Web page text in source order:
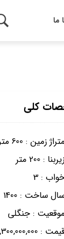
ما
کلی
متراژ زمین : 600 متر
: 200 متر
:
3
ساخت : 1400
موقعیت : جنگلی
: 1,300,000,000 تومان /